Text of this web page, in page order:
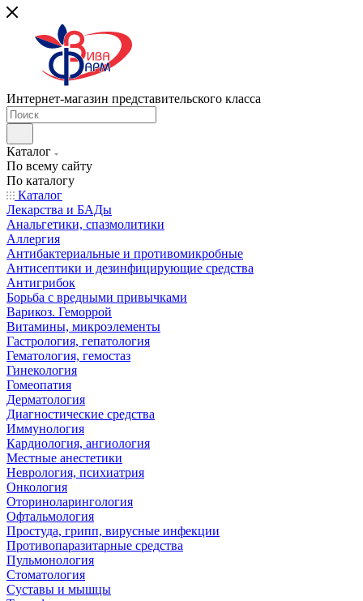
Интернет-магазин представительского класса
Каталог
По всему сайту
По каталогу
Каталог
Лекарства и БАДы
Анальгетики, спазмолитики
Аллергия
Антибактериальные и противомикробные
Антисептики и дезинфицирующие средства
Антигрибок
Борьба с вредными привычками
Варикоз. Геморрой
Витамины, микроэлементы
Гастрология, гепатология
Гематология, гемостаз
Гинекология
Гомеопатия
Дерматология
Диагностические средства
Иммунология
Кардиология, ангиология
Местные анестетики
Неврология, психиатрия
Онкология
Оториноларингология
Офтальмология
Простуда, грипп, вирусные инфекции
Противопаразитарные средства
Пульмонология
Стоматология
Суставы и мышцы